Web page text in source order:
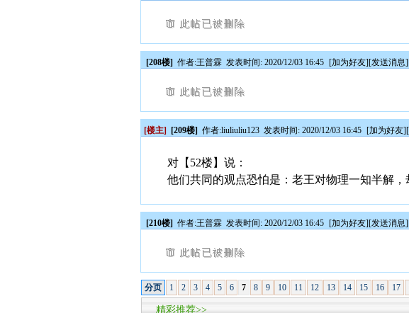
[208楼] 作者:王普霖 发表时间: 2020/12/03 16:45 [加为好友][发送消息
[楼主] [209楼] 作者:liuliuliu123 发表时间: 2020/12/03 16:45 [加为好友][
对【52楼】说：
他们共同的观点恐怕是：老王对物理一知半解，
[210楼] 作者:王普霖 发表时间: 2020/12/03 16:45 [加为好友][发送消息
分页 1 2 3 4 5 6 7 8 9 10 11 12 13 14 15 16 17
精彩推荐>>